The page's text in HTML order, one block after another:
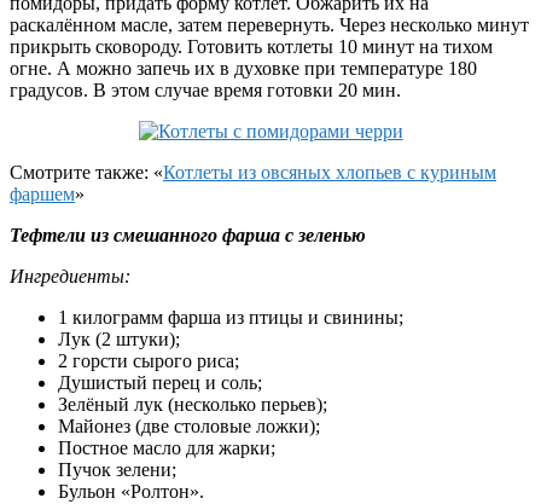
раскалённом масле, затем перевернуть. Через несколько минут
прикрыть сковороду. Готовить котлеты 10 минут на тихом
огне. А можно запечь их в духовке при температуре 180
градусов. В этом случае время готовки 20 мин.
Смотрите также: «Котлеты из овсяных хлопьев с куриным
фаршем»
Тефтели из смешанного фарша с зеленью
Ингредиенты:
1 килограмм фарша из птицы и свинины;
Лук (2 штуки);
2 горсти сырого риса;
Душистый перец и соль;
Зелёный лук (несколько перьев);
Майонез (две столовые ложки);
Постное масло для жарки;
Пучок зелени;
Бульон «Ролтон».